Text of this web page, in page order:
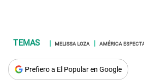
MELISSA LOZA AMÉRICA
Prefiero a El Popular en Google